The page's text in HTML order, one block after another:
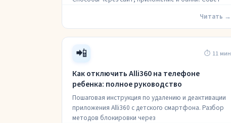
Читать →
📲 ⏱ 11 мин
Как отключить Alli360 на телефоне
ребенка: полное руководство
Пошаговая инструкция по удалению и деактивации
приложения Alli360 с детского смартфона. Разбор
методов блокировки через